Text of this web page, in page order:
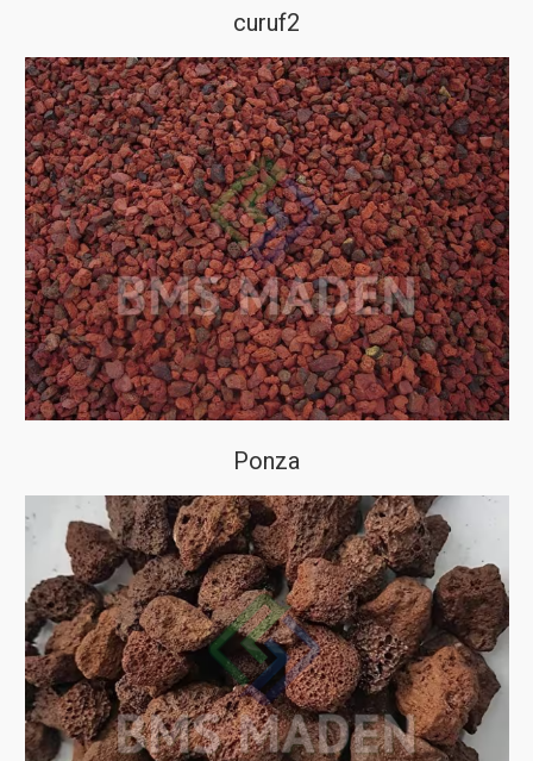
curuf2
Ponza